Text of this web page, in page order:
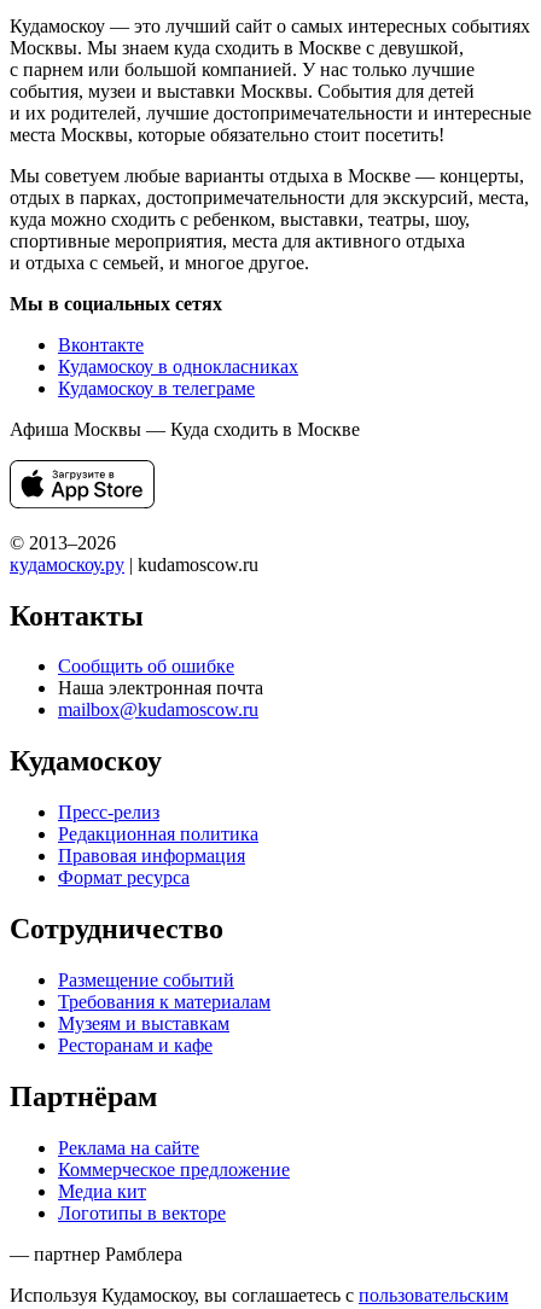
Кудамоскоу — это лучший сайт о самых интересных событиях
Москвы. Мы знаем куда сходить в Москве с девушкой,
с парнем или большой компанией. У нас только лучшие
события, музеи и выставки Москвы. События для детей
и их родителей, лучшие достопримечательности и интересные
места Москвы, которые обязательно стоит посетить!
Мы советуем любые варианты отдыха в Москве — концерты,
отдых в парках, достопримечательности для экскурсий, места,
куда можно сходить с ребенком, выставки, театры, шоу,
спортивные мероприятия, места для активного отдыха
и отдыха с семьей, и многое другое.
Мы в социальных сетях
Вконтакте
Кудамоскоу в однокласниках
Кудамоскоу в телеграме
Афиша Москвы — Куда сходить в Москве
© 2013–2026
кудамоскоу.ру | kudamoscow.ru
Контакты
Сообщить об ошибке
Наша электронная почта
mailbox@kudamoscow.ru
Кудамоскоу
Пресс-релиз
Редакционная политика
Правовая информация
Формат ресурса
Сотрудничество
Размещение событий
Требования к материалам
Музеям и выставкам
Ресторанам и кафе
Партнёрам
Реклама на сайте
Коммерческое предложение
Медиа кит
Логотипы в векторе
— партнер Рамблера
Используя Кудамоскоу, вы соглашаетесь с пользовательским